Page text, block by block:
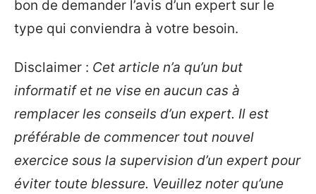
bon de demander l’avis d’un expert sur le
type qui conviendra à votre besoin.
Disclaimer : Cet article n’a qu’un but
informatif et ne vise en aucun cas à
remplacer les conseils d’un expert. Il est
préférable de commencer tout nouvel
exercice sous la supervision d’un expert pour
éviter toute blessure. Veuillez noter qu’une